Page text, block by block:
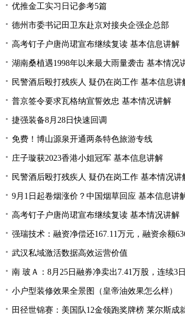
优推金工实习日记参考5篇
德州市委书记田卫东赴京对接央企强企总部
高考钉子户唐尚珺宣布继续复读 基本信息讲解
湖南桑植遇1998年以来最大雨量袭击 基本情况
民警酒后殴打残疾人 疑仍在岗工作 基本信息讲
普京签令要求瓦格纳宣誓效忠 基本情况讲解
捷强装备8月28日快速回调
免费！博山源泉开通两条特色旅游专线
庄子璇获2023香港小姐冠军 基本信息讲解
民警酒后殴打残疾人 疑仍在岗工作 基本情况讲
9月1日起卷烟涨价？中国烟草回应 基本信息讲
高考钉子户唐尚珺宣布继续复读 基本情况讲解
强瑞技术：融资净偿还167.11万元，融资余额
武汉私域激活数据高效运营价值
南 玻Ａ：8月25日融券净卖出7.41万股，连续3日累
小户型装修效果全景图（皇帝油效果怎么样）
田径世锦赛：美国队12金领跑奖牌榜 莱尔斯成